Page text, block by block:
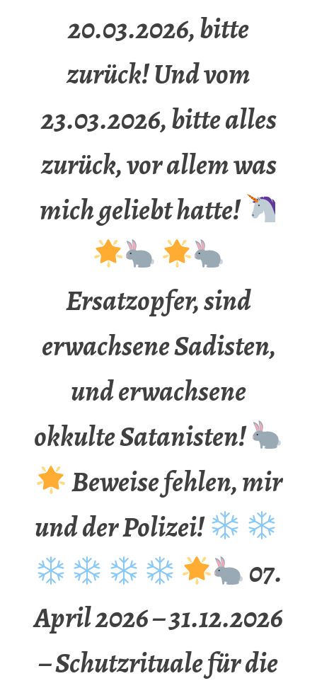
20.03.2026, bitte
zurück! Und vom
23.03.2026, bitte alles
zurück, vor allem was
mich geliebt hatte!
Ersatzopfer, sind
erwachsene Sadisten,
und erwachsene
okkulte Satanisten!
Beweise fehlen, mir
und der Polizei!
07.
April 2026 – 31.12.2026
– Schutzrituale für die